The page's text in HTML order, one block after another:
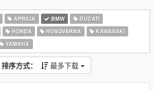
APRILIA BMW
DUCATI
HONDA HUSQVARNA
KAWASAKI
YAMAHA
排序方式： 最多下载